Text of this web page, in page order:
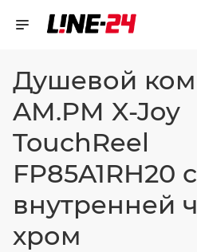
Душевой
AM.PM X-Joy
TouchReel
FP85A1RH20 с
внутренней
хром